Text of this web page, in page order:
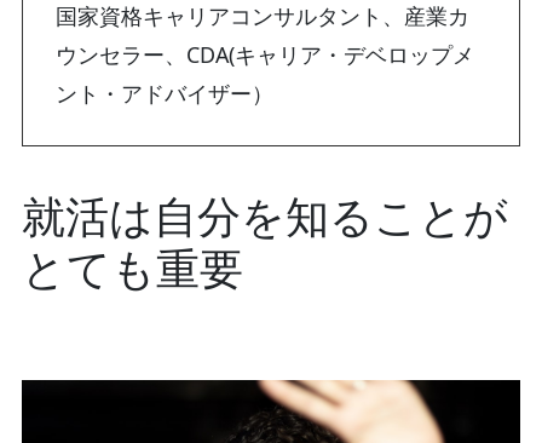
国家資格キャリアコンサルタント、産業カ
ウンセラー、CDA(キャリア・デベロップメ
ント・アドバイザー）
就活は自分を知ることが
とても重要